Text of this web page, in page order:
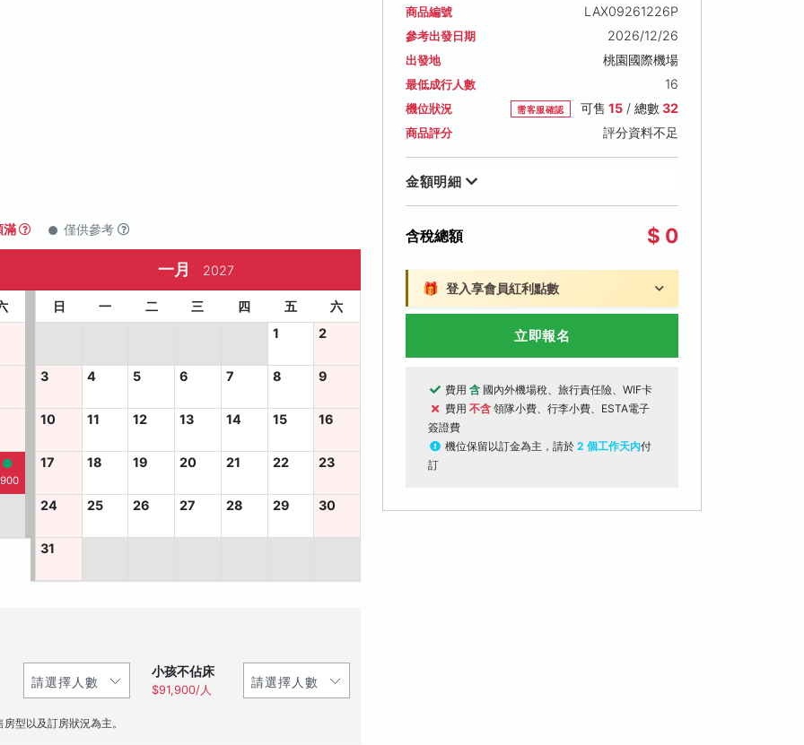
滿 僅供參考
一月 2027
日 一 二 三 四 五
六
1
2
3 4 5 6 7 8 9
10 11 12 13 14 15 16
17 18 19 20 21 22 23
24 25 26 27 28 29 30
31
小孩不佔床
$91,900/人
型以及訂房狀況為主。
商品編號 LAX09261226P
參考出發日期 2026/12/26
出發地 桃園國際機場
最低成行人數 16
機位狀況 需客服確認 可售 15/ 總數32
商品評分 評分資料不足
金額明細
含稅總額 $ 0
🎁 登入享會員紅利點數
立即報名
費用 含 國內外機場稅、旅行責任險、WIF卡
費用 不含 領隊小費、行李小費、ESTA電子
簽證費
機位保留以訂金為主，請於 2 個工作天內付
訂